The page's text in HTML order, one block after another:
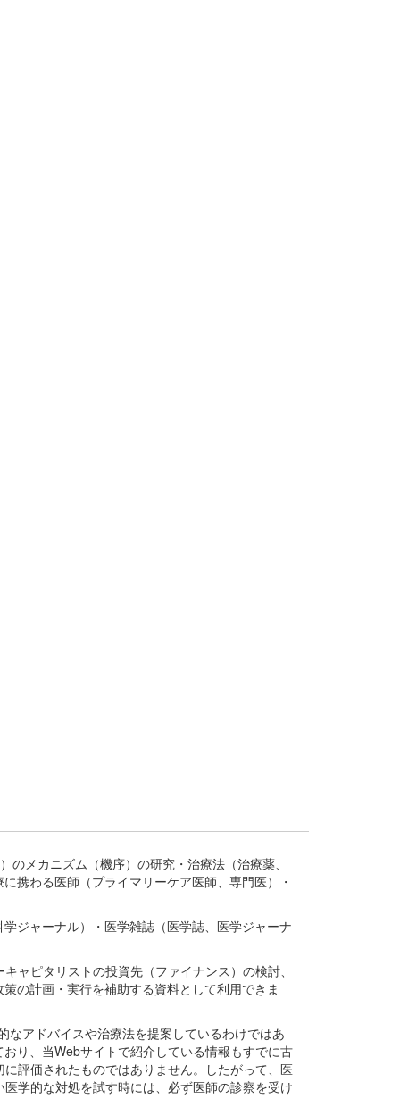
メカニズム（機序）の研究・治療法（治療薬、
携わる医師（プライマリーケア医師、専門医）・
ジャーナル）・医学雑誌（医学誌、医学ジャーナ
ャピタリストの投資先（ファイナンス）の検討、
の計画・実行を補助する資料として利用できま
アドバイスや治療法を提案しているわけではあ
り、当Webサイトで紹介している情報もすでに古
評価されたものではありません。したがって、医
学的な対処を試す時には、必ず医師の診察を受け